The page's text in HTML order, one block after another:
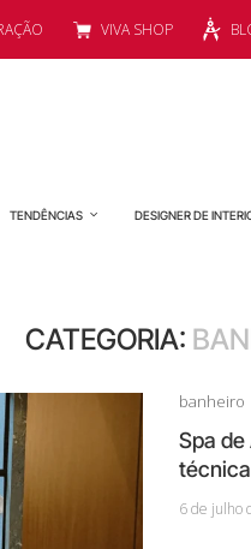
VIVA SHOP
TENDÊNCIAS DESIGNER DE
CATEGORIA:
banheiro
Spa
técnica
6 de julho